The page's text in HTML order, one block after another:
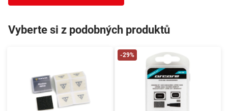
Vyberte si z podobných produktů
-29%